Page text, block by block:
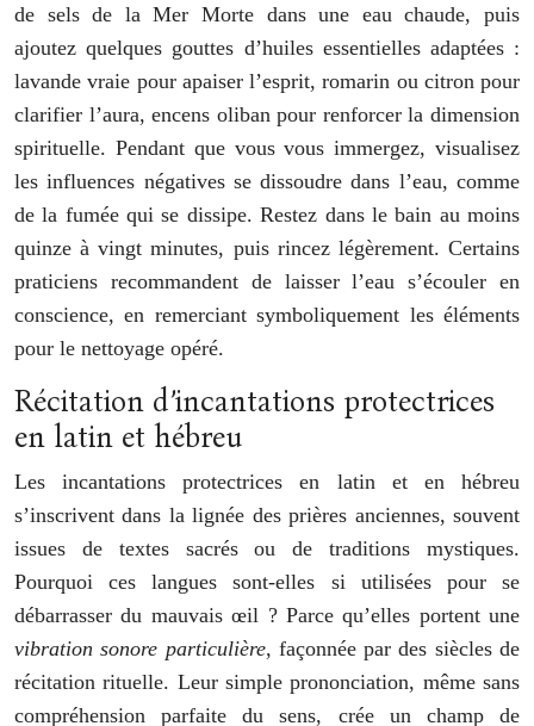
de sels de la Mer Morte dans une eau chaude, puis
ajoutez quelques gouttes d’huiles essentielles adaptées :
lavande vraie pour apaiser l’esprit, romarin ou citron pour
clarifier l’aura, encens oliban pour renforcer la dimension
spirituelle. Pendant que vous vous immergez, visualisez
les influences négatives se dissoudre dans l’eau, comme
de la fumée qui se dissipe. Restez dans le bain au moins
quinze à vingt minutes, puis rincez légèrement. Certains
praticiens recommandent de laisser l’eau s’écouler en
conscience, en remerciant symboliquement les éléments
pour le nettoyage opéré.
Récitation d’incantations protectrices
en latin et hébreu
Les incantations protectrices en latin et en hébreu
s’inscrivent dans la lignée des prières anciennes, souvent
issues de textes sacrés ou de traditions mystiques.
Pourquoi ces langues sont-elles si utilisées pour se
débarrasser du mauvais œil ? Parce qu’elles portent une
vibration sonore particulière, façonnée par des siècles de
récitation rituelle. Leur simple prononciation, même sans
compréhension parfaite du sens, crée un champ de